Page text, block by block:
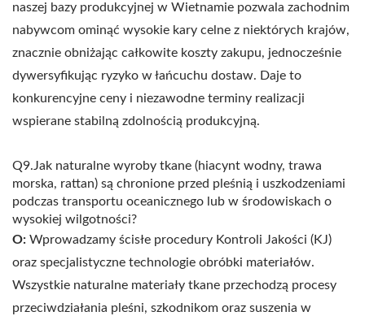
naszej bazy produkcyjnej w Wietnamie pozwala zachodnim
nabywcom ominąć wysokie kary celne z niektórych krajów,
znacznie obniżając całkowite koszty zakupu, jednocześnie
dywersyfikując ryzyko w łańcuchu dostaw. Daje to
konkurencyjne ceny i niezawodne terminy realizacji
wspierane stabilną zdolnością produkcyjną.
Q9.Jak naturalne wyroby tkane (hiacynt wodny, trawa
morska, rattan) są chronione przed pleśnią i uszkodzeniami
podczas transportu oceanicznego lub w środowiskach o
wysokiej wilgotności?
O: Wprowadzamy ścisłe procedury Kontroli Jakości (KJ)
oraz specjalistyczne technologie obróbki materiałów.
Wszystkie naturalne materiały tkane przechodzą procesy
przeciwdziałania pleśni, szkodnikom oraz suszenia w